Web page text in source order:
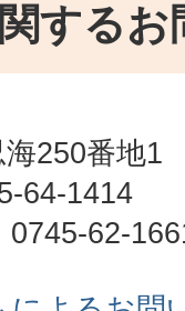
するお
250番地1
64-1414
62-